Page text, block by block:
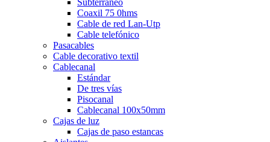
Subterráneo
Coaxil 75 0hms
Cable de red Lan-Utp
Cable telefónico
Pasacables
Cable decorativo textil
Cablecanal
Estándar
De tres vías
Pisocanal
Cablecanal 100x50mm
Cajas de luz
Cajas de paso estancas